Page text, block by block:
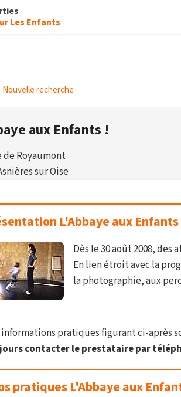
Les Enfants
Nouvelle recherche
aux Enfants !
de Royaumont
sur Oise
L'Abbaye aux Enfants
Dès le 30 août 2008,
En lien étroit avec la
la photographie, aux
informations pratiques figurant ci-après
contacter le prestataire par
pratiques L'Abbaye aux